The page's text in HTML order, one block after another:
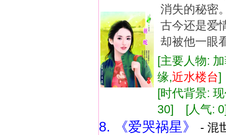
消失的秘
古今还是
却被他一眼
[主要人物:
缘,近水楼台
[时代背景:
30] [人气:
8. 《爱哭祸星》 - 混